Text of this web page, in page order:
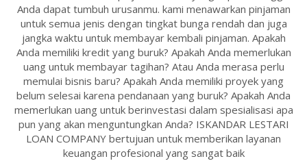
Anda dapat tumbuh urusanmu. kami menawarkan pinjaman
untuk semua jenis dengan tingkat bunga rendah dan juga
jangka waktu untuk membayar kembali pinjaman. Apakah
Anda memiliki kredit yang buruk? Apakah Anda memerlukan
uang untuk membayar tagihan? Atau Anda merasa perlu
memulai bisnis baru? Apakah Anda memiliki proyek yang
belum selesai karena pendanaan yang buruk? Apakah Anda
memerlukan uang untuk berinvestasi dalam spesialisasi apa
pun yang akan menguntungkan Anda? ISKANDAR LESTARI
LOAN COMPANY bertujuan untuk memberikan layanan
keuangan profesional yang sangat baik